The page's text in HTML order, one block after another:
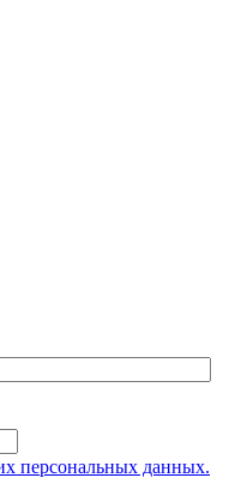
персональных данных.